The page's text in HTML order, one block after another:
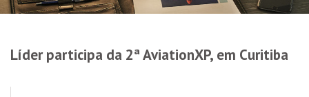
Líder participa da 2ª AviationXP, em Curitiba